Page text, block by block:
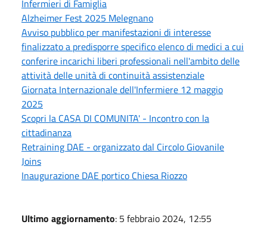
Infermieri di Famiglia
Alzheimer Fest 2025 Melegnano
Avviso pubblico per manifestazioni di interesse
finalizzato a predisporre specifico elenco di medici a cui
conferire incarichi liberi professionali nell'ambito delle
attività delle unità di continuità assistenziale
Giornata Internazionale dell'Infermiere 12 maggio
2025
Scopri la CASA DI COMUNITA' - Incontro con la
cittadinanza
Retraining DAE - organizzato dal Circolo Giovanile
Joins
Inaugurazione DAE portico Chiesa Riozzo
Ultimo aggiornamento: 5 febbraio 2024, 12:55